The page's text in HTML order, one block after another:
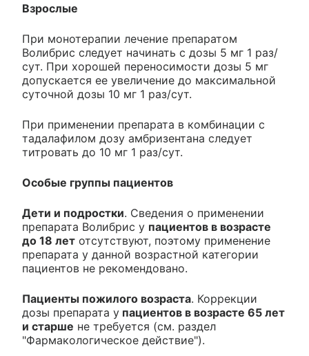
Взрослые
При монотерапии лечение препаратом
Волибрис следует начинать с дозы 5 мг 1 раз/
сут. При хорошей переносимости дозы 5 мг
допускается ее увеличение до максимальной
суточной дозы 10 мг 1 раз/сут.
При применении препарата в комбинации с
тадалафилом дозу амбризентана следует
титровать до 10 мг 1 раз/сут.
Особые группы пациентов
Дети и подростки. Сведения о применении
препарата Волибрис у пациентов в возрасте
до 18 лет отсутствуют, поэтому применение
препарата у данной возрастной категории
пациентов не рекомендовано.
Пациенты пожилого возраста. Коррекции
дозы препарата у пациентов в возрасте 65 лет
и старше не требуется (см. раздел
"Фармакологическое действие").